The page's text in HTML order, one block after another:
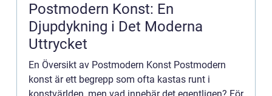
Postmodern Konst: En
Djupdykning i Det Moderna
Uttrycket
En Översikt av Postmodern Konst Postmodern
konst är ett begrepp som ofta kastas runt i